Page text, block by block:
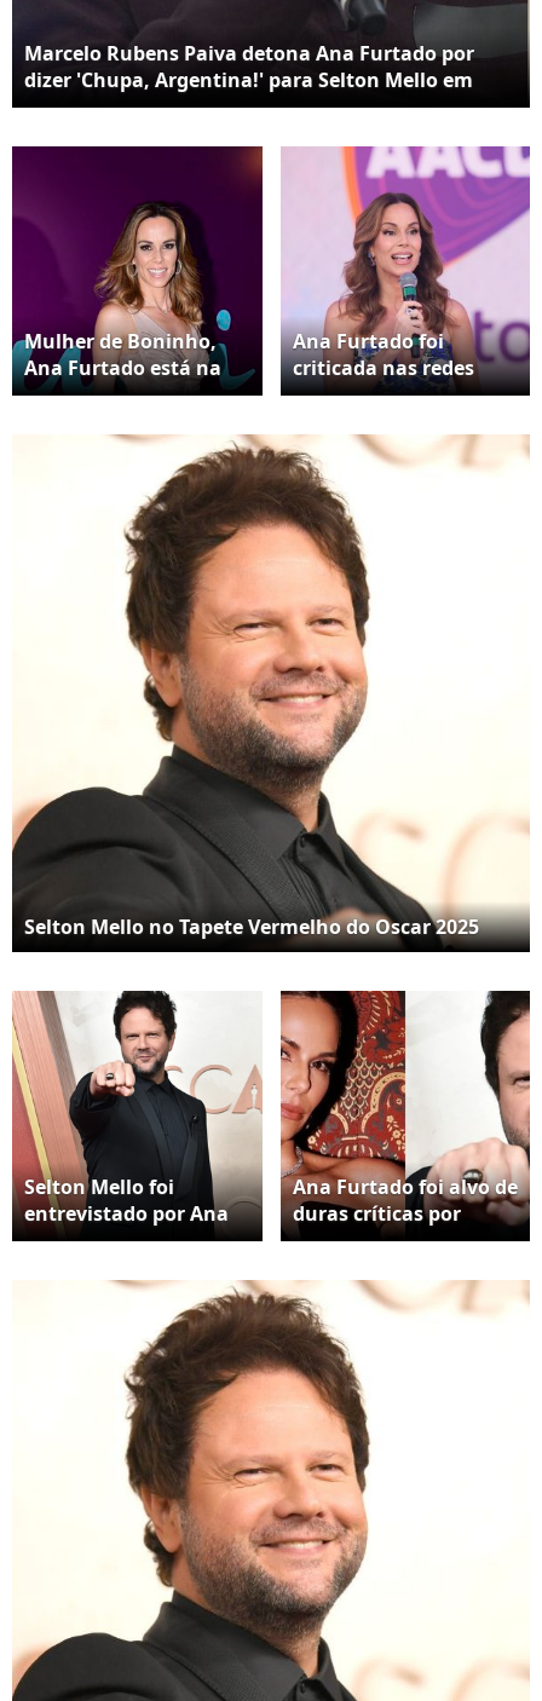
Marcelo Rubens Paiva detona Ana Furtado por
dizer 'Chupa, Argentina!' para Selton Mello em
comemoração ao Oscar
Mulher de Boninho,
Ana Furtado está na
Cerimônia do Oscar
os indicados
Ana Furtado foi
criticada nas redes
sociais
Selton Mello no Tapete Vermelho do Oscar 2025
Selton Mello foi
entrevistado por Ana
Furtado no tapete
Ana Furtado foi alvo de
duras críticas por
postura diante de
2025